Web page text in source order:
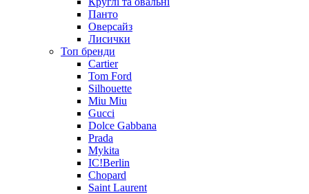
Панто
Оверсайз
Лисички
Топ бренди
Cartier
Tom Ford
Silhouette
Miu Miu
Gucci
Dolce Gabbana
Prada
Mykita
IC!Berlin
Chopard
Saint Laurent